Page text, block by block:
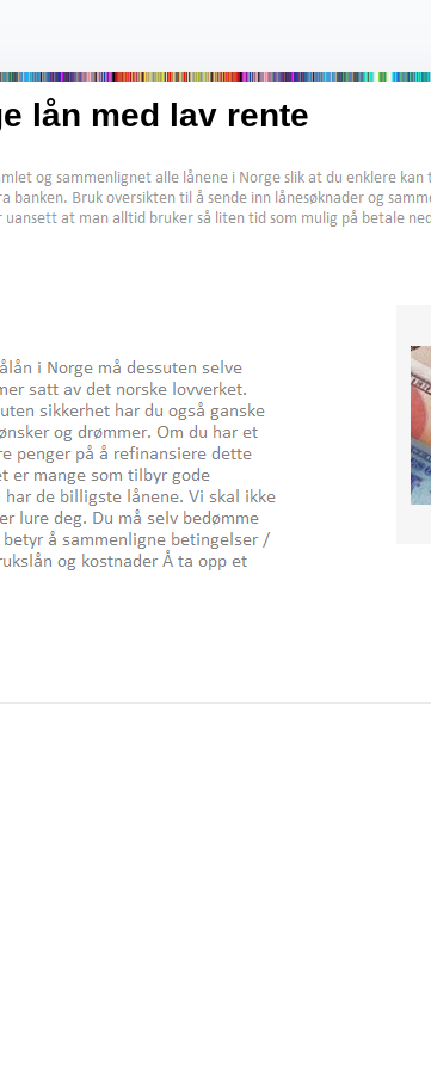
lån med lav rente